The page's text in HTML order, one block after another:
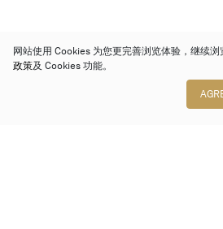
网站使用 Cookies 为您更完善浏览体验，继续
政策及 Cookies 功能。